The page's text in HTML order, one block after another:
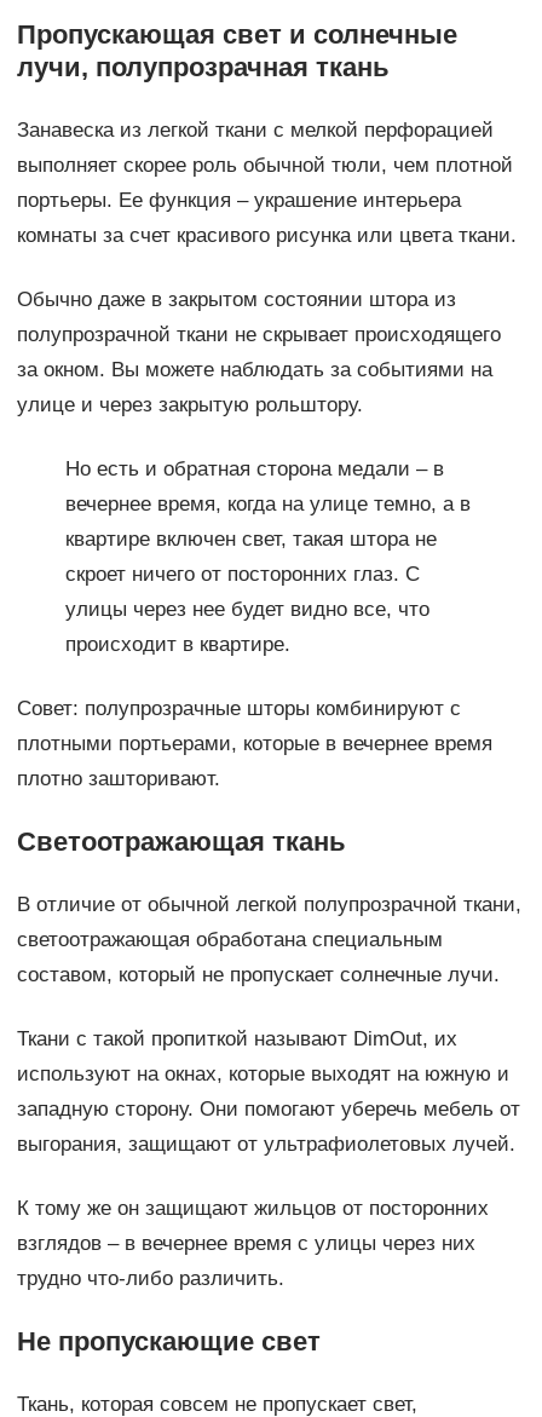
Пропускающая свет и солнечные
лучи, полупрозрачная ткань
Занавеска из легкой ткани с мелкой перфорацией
выполняет скорее роль обычной тюли, чем плотной
портьеры. Ее функция – украшение интерьера
комнаты за счет красивого рисунка или цвета ткани.
Обычно даже в закрытом состоянии штора из
полупрозрачной ткани не скрывает происходящего
за окном. Вы можете наблюдать за событиями на
улице и через закрытую рольштору.
Но есть и обратная сторона медали – в
вечернее время, когда на улице темно, а в
квартире включен свет, такая штора не
скроет ничего от посторонних глаз. С
улицы через нее будет видно все, что
происходит в квартире.
Совет: полупрозрачные шторы комбинируют с
плотными портьерами, которые в вечернее время
плотно зашторивают.
Светоотражающая ткань
В отличие от обычной легкой полупрозрачной ткани,
светоотражающая обработана специальным
составом, который не пропускает солнечные лучи.
Ткани с такой пропиткой называют DimOut, их
используют на окнах, которые выходят на южную и
западную сторону. Они помогают уберечь мебель от
выгорания, защищают от ультрафиолетовых лучей.
К тому же он защищают жильцов от посторонних
взглядов – в вечернее время с улицы через них
трудно что-либо различить.
Не пропускающие свет
Ткань, которая совсем не пропускает свет,